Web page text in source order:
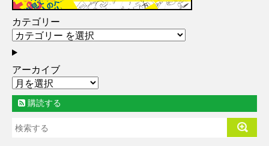
カテゴリー
アーカイブ
購読する